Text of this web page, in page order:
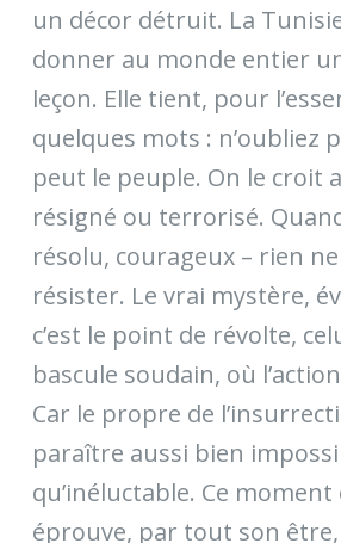
un décor détruit. La
donner au monde entier
leçon. Elle tient, pour
quelques mots : n’oubliez
peut le peuple. On le croit
résigné ou terrorisé.
résolu, courageux – rien
résister. Le vrai mystère,
c’est le point de révolte,
bascule soudain, où
Car le propre de
paraître aussi bien
qu’inéluctable. Ce
éprouve, par tout son être,